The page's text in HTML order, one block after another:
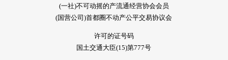
(一社)不可动摇的产流通经营协会会员
(国营公司)首都圈不动产公平交易协议会
许可的证号码
国土交通大臣(15)第777号